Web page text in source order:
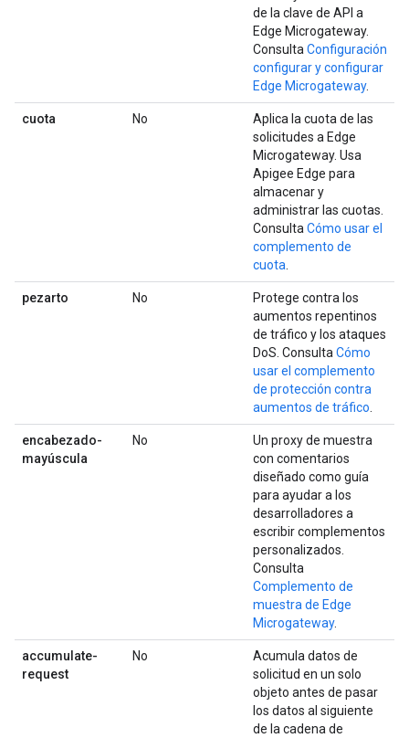
de la clave de API a
Edge Microgateway.
Consulta Configuración
configurar y configurar
Edge Microgateway.
cuota No
Aplica la cuota de las
solicitudes a Edge
Microgateway. Usa
Apigee Edge para
almacenar y
administrar las cuotas.
Consulta Cómo usar el
complemento de
cuota
pezarto No
Protege contra los
aumentos repentinos
de tráfico y los ataques
DoS. Consulta Cómo
usar el complemento
de protección contra
aumentos de tráfico
encabezado-
mayúscula
No
Un proxy de muestra
con comentarios
diseñado como guía
para ayudar a los
desarrolladores a
escribir complementos
personalizados.
Consulta
Complemento de
muestra de Edge
Microgateway.
accumulate-
request
No
Acumula datos de
solicitud en un solo
objeto antes de pasar
los datos al siguiente
de la cadena de